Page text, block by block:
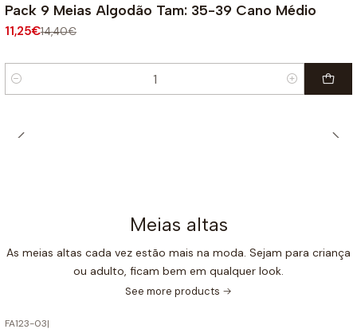
Pack 9 Meias Algodão Tam: 35-39 Cano Médio
11,25€14,40€
Quantity
Meias altas
As meias altas cada vez estão mais na moda. Sejam para criança
ou adulto, ficam bem em qualquer look.
See more products
FA123-03|